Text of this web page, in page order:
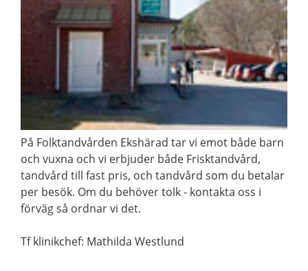
På Folktandvården Ekshärad tar vi emot både barn
och vuxna och vi erbjuder både Frisktandvård,
tandvård till fast pris, och tandvård som du betalar
per besök. Om du behöver tolk - kontakta oss i
förväg så ordnar vi det.
Tf klinikchef: Mathilda Westlund